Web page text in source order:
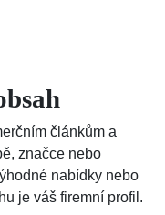
článkům a
značce nebo
nabídky nebo
je váš firemní profil.